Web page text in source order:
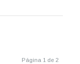
Página 1 de 2